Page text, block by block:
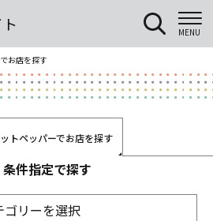
MENU
お店を探す
トペッパーでお店を探す
条件指定で探す
ゴリーを選択